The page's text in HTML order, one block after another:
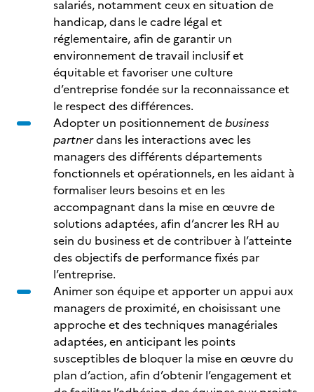
salariés, notamment ceux en situation de
handicap, dans le cadre légal et
réglementaire, afin de garantir un
environnement de travail inclusif et
équitable et favoriser une culture
d’entreprise fondée sur la reconnaissance et
le respect des différences.
Adopter un positionnement debusiness
partnerdans les interactions avec les
managers des différents départements
fonctionnels et opérationnels, en les aidant à
formaliser leurs besoins et en les
accompagnant dans la mise en œuvre de
solutions adaptées, afin d’ancrer les RH au
sein du business et de contribuer à l’atteinte
des objectifs de performance fixés par
l’entreprise.
Animer son équipe et apporter un appui aux
managers de proximité, en choisissant une
approche et des techniques managériales
adaptées, en anticipant les points
susceptibles de bloquer la mise en œuvre du
plan d’action, afin d’obtenir l’engagement et